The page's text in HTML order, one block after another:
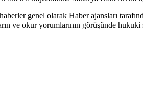
genel olarak Haber ajansları
ve okur yorumlarının görüşünde